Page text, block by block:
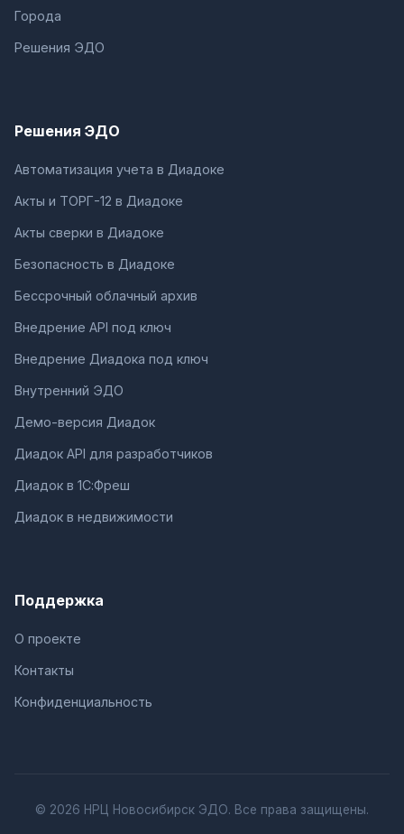
Города
Решения ЭДО
Решения ЭДО
Автоматизация учета в Диадоке
Акты и ТОРГ-12 в Диадоке
Акты сверки в Диадоке
Безопасность в Диадоке
Бессрочный облачный архив
Внедрение API под ключ
Внедрение Диадока под ключ
Внутренний ЭДО
Демо-версия Диадок
Диадок API для разработчиков
Диадок в 1С:Фреш
Диадок в недвижимости
Поддержка
О проекте
Контакты
Конфиденциальность
© 2026 НРЦ Новосибирск ЭДО. Все права защищены.